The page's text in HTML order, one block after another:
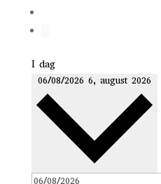
I dag
06/08/2026 6, august 2026